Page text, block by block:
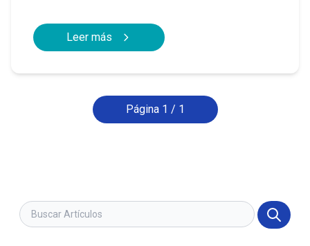
Leer más
Página 1 / 1